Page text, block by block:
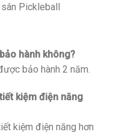
Pickleball
hành không?
bảo hành 2 năm.
kiệm điện năng
kiệm điện năng hơn